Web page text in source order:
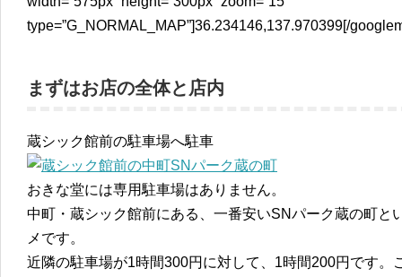
type=”G_NORMAL_MAP”]36.234146,137.970399[/
まずはお店の全体と店内
蔵シック館前の駐車場へ駐車
おきな堂には専用駐車場はありません。
中町・蔵シック館前にある、一番安いSNパーク蔵の町と
メです。
近隣の駐車場が1時間300円に対して、1時間200円です。